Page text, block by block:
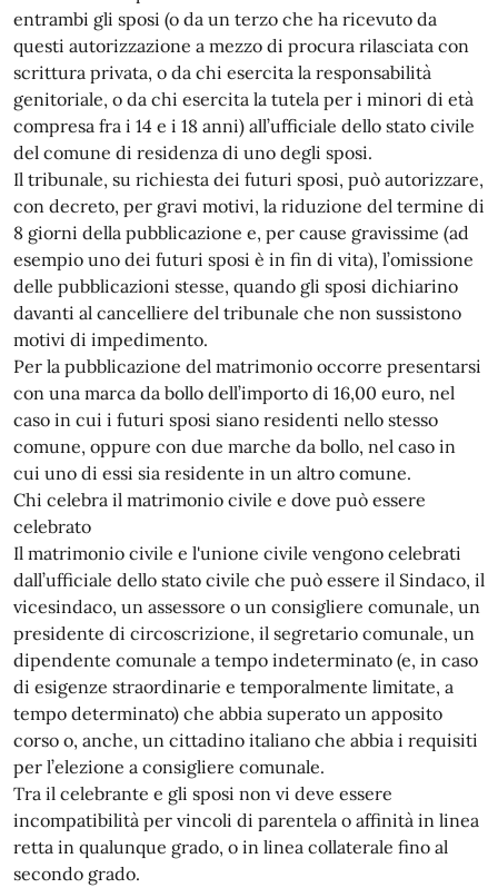
entrambi gli sposi (o da un terzo che ha ricevuto da
questi autorizzazione a mezzo di procura rilasciata con
scrittura privata, o da chi esercita la responsabilità
genitoriale, o da chi esercita la tutela per i minori di età
compresa fra i 14 e i 18 anni) all’ufficiale dello stato civile
del comune di residenza di uno degli sposi.
Il tribunale, su richiesta dei futuri sposi, può autorizzare,
con decreto, per gravi motivi, la riduzione del termine di
8 giorni della pubblicazione e, per cause gravissime (ad
esempio uno dei futuri sposi è in fin di vita), l’omissione
delle pubblicazioni stesse, quando gli sposi dichiarino
davanti al cancelliere del tribunale che non sussistono
motivi di impedimento.
Per la pubblicazione del matrimonio occorre presentarsi
con una marca da bollo dell’importo di 16,00 euro, nel
caso in cui i futuri sposi siano residenti nello stesso
comune, oppure con due marche da bollo, nel caso in
cui uno di essi sia residente in un altro comune.
Chi celebra il matrimonio civile e dove può essere
celebrato
Il matrimonio civile e l'unione civile vengono celebrati
dall’ufficiale dello stato civile che può essere il Sindaco, il
vicesindaco, un assessore o un consigliere comunale, un
presidente di circoscrizione, il segretario comunale, un
dipendente comunale a tempo indeterminato (e, in caso
di esigenze straordinarie e temporalmente limitate, a
tempo determinato) che abbia superato un apposito
corso o, anche, un cittadino italiano che abbia i requisiti
per l’elezione a consigliere comunale.
Tra il celebrante e gli sposi non vi deve essere
incompatibilità per vincoli di parentela o affinità in linea
retta in qualunque grado, o in linea collaterale fino al
secondo grado.